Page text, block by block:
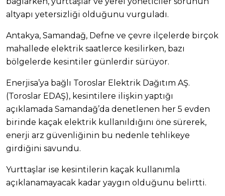
altyapı yetersizliği olduğunu vurguladı.
Antakya, Samandağ, Defne ve çevre ilçelerde birçok
mahallede elektrik saatlerce kesilirken, bazı
bölgelerde kesintiler günlerdir sürüyor.
Enerjisa’ya bağlı Toroslar Elektrik Dağıtım AŞ.
(Toroslar EDAŞ), kesintilere ilişkin yaptığı
açıklamada Samandağ’da denetlenen her 5 evden
birinde kaçak elektrik kullanıldığını öne sürerek,
enerji arz güvenliğinin bu nedenle tehlikeye
girdiğini savundu.
Yurttaşlar ise kesintilerin kaçak kullanımla
açıklanamayacak kadar yaygın olduğunu belirtti.